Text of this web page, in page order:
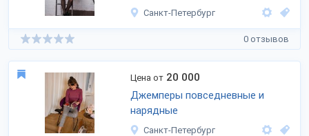
Санкт-Петербург
0 отзывов
Цена от 20 000
Джемперы повседневные и
нарядные
Санкт-Петербург